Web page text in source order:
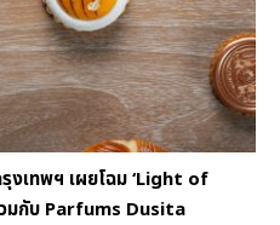
งเทพฯ เผยโฉม ‘Light of
มกับ Parfums Dusita